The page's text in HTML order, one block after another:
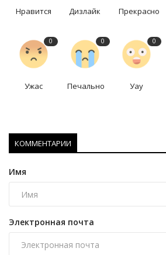
Нравится Дизлайк Прекрасно
0
Ужас
0
Печально
0
Уау
КОММЕНТАРИИ
Имя
Электронная почта